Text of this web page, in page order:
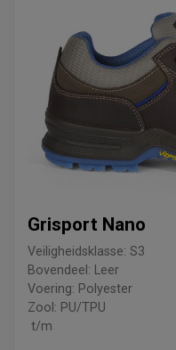
Grisport Nano
Veiligheidsklasse: S3
Bovendeel: Leer
Voering: Polyester
Zool: PU/TPU
t/m